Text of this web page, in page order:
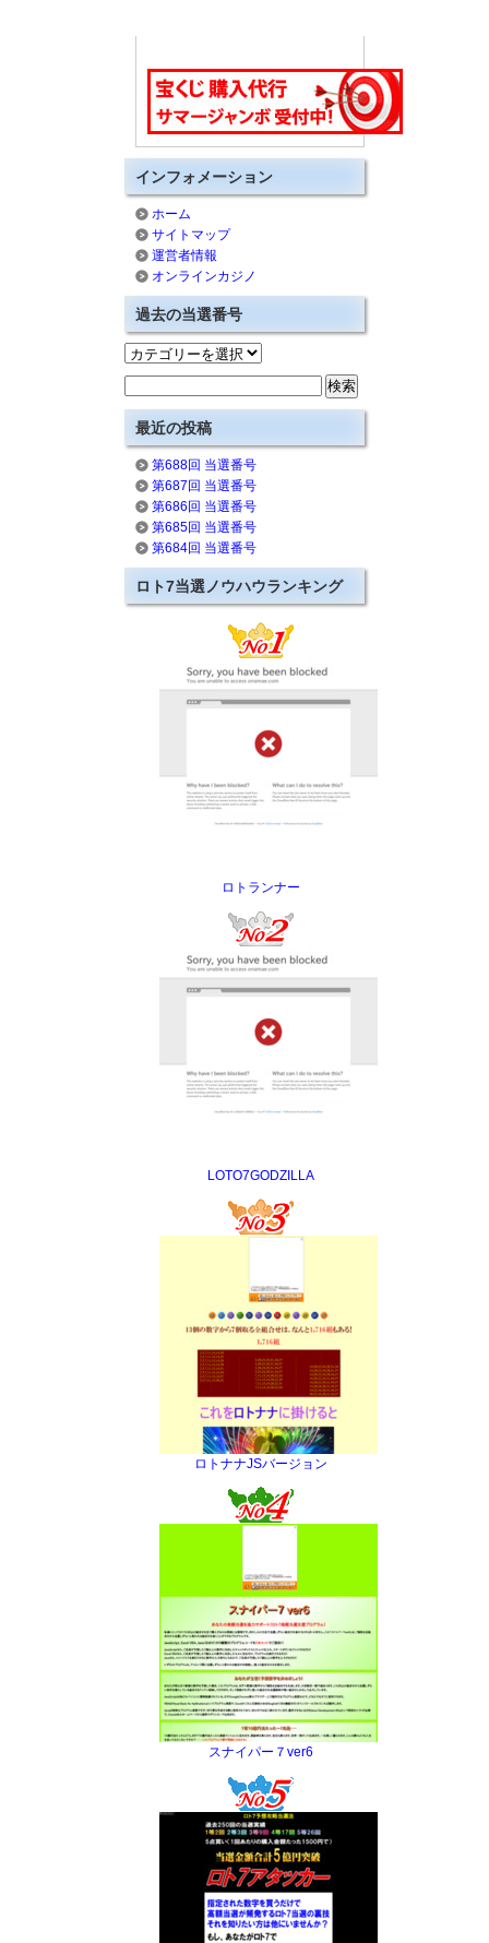
インフォメーション
ホーム
サイトマップ
運営者情報
オンラインカジノ
過去の当選番号
最近の投稿
第688回 当選番号
第687回 当選番号
第686回 当選番号
第685回 当選番号
第684回 当選番号
ロト7当選ノウハウランキング
ロトランナー
LOTO7GODZILLA
ロトナナJSバージョン
スナイパー７ver6